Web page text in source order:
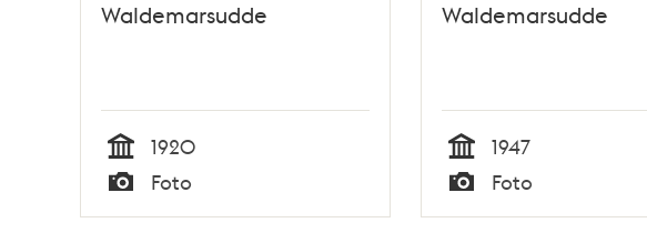
Waldemarsudde
Tid
1920
Typ
Foto
Waldemarsudde
Tid
1947
Typ
Foto